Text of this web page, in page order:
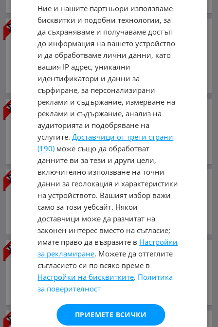
4X4
25 000 €
48 895.75 лв.
януари 2020 г., Бензинов
обл. Пловдив, гр. Пловдив
Dodge RAM 1500 5.7 Laramie
29 500 €
57 696.99 лв.
април 2019 г., Бензинов
обл. София, гр. София
35 000 €
68 454.05 лв.
февруари 2019 г., Бензинов
обл. София, гр. София
Dodge RAM 1500 5.7L Warlock
35 500 €
69 431.97 лв.
декември 2022 г., Бензинов
Dodge RAM 1500
Ние и нашите партньори използваме
бисквитки и подобни технологии, за
да съхраняваме и получаваме достъп
до информация на вашето устройство
и да обработваме лични данни, като
вашия IP адрес, уникални
идентификатори и данни за
сърфиране, за персонализирани
реклами и съдържание, измерване на
реклами и съдържание, анализ на
аудиторията и подобряване на
услугите.Доставчици от трети страни
(190) може също да обработват
данните ви за тези и други цели,
включително използване на точни
данни за геолокация и характеристики
на устройството. Вашият избор важи
само за този уебсайт. Някои
доставчици може да разчитат на
законен интерес вместо на съгласие;
имате право да възразите в Настройки
за рекламиране. Можете да оттеглите
съгласието си по всяко време в
Настройки на бисквитките. Политика
за поверителност
ПРИЕМЕТЕ ВСИЧКИ